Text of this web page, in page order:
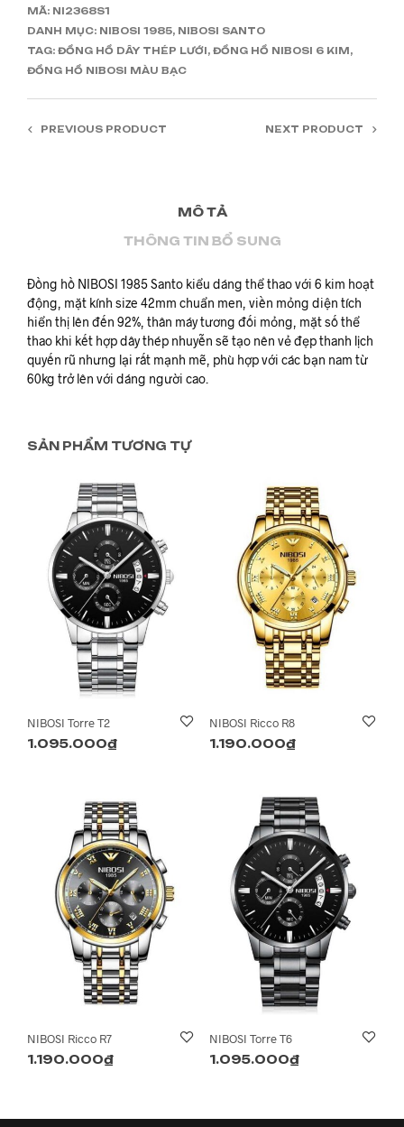
MÃ: NI2368S1
DANH MỤC: NIBOSI 1985, NIBOSI SANTO
TAG: ĐỒNG HỒ DÂY THÉP LƯỚI, ĐỒNG HỒ NIBOSI 6 KIM,
ĐỒNG HỒ NIBOSI MÀU BẠC
PREVIOUS PRODUCT NEXT PRODUCT
MÔ TẢ
THÔNG TIN BỔ SUNG
Đồng hồ NIBOSI 1985 Santo kiểu dáng thể thao với 6 kim hoạt
động, mặt kính size 42mm chuẩn men, viền mỏng diện tích
hiển thị lên đến 92%, thân máy tương đối mỏng, mặt số thể
thao khi kết hợp dây thép nhuyễn sẽ tạo nên vẻ đẹp thanh lịch
quyến rũ nhưng lại rất mạnh mẽ, phù hợp với các bạn nam từ
60kg trở lên với dáng người cao.
SẢN PHẨM TƯƠNG TỰ
NIBOSI Torre T2
1.095.000₫
NIBOSI Ricco R8
1.190.000₫
NIBOSI Ricco R7
1.190.000₫
NIBOSI Torre T6
1.095.000₫